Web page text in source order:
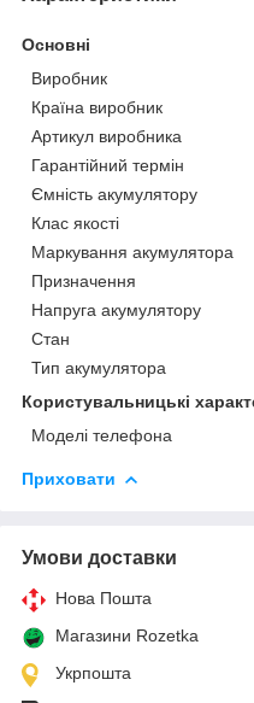
Основні
Виробник
Країна виробник
Артикул виробника
Гарантійний термін
Ємність акумулятору
Клас якості
Маркування акумулятора
Призначення
Напруга акумулятору
Стан
Тип акумулятора
Користувальницькі
Моделі телефона
Приховати
Умови доставки
Нова Пошта
Магазини Rozetka
Укрпошта